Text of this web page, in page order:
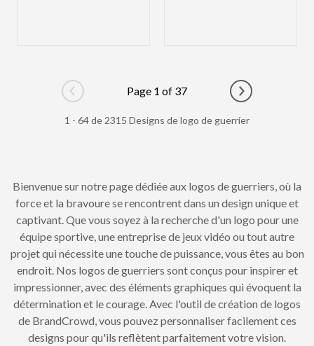
Go to previous page
Page 1 of 37
Go to next
1 - 64 de 2315 Designs de logo de guerrier
Bienvenue sur notre page dédiée aux logos de guerriers, où la
force et la bravoure se rencontrent dans un design unique et
captivant. Que vous soyez à la recherche d'un logo pour une
équipe sportive, une entreprise de jeux vidéo ou tout autre
projet qui nécessite une touche de puissance, vous êtes au bon
endroit. Nos logos de guerriers sont conçus pour inspirer et
impressionner, avec des éléments graphiques qui évoquent la
détermination et le courage. Avec l'outil de création de logos
de BrandCrowd, vous pouvez personnaliser facilement ces
designs pour qu'ils reflètent parfaitement votre vision.